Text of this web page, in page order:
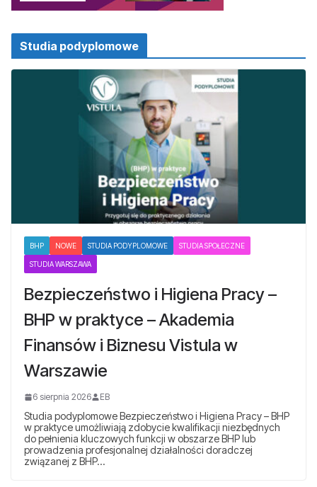
Studia podyplomowe
BHP NOWE STUDIA PODYPLOMOWE STUDIA SPOŁECZNE
STUDIA WARSZAWA
Bezpieczeństwo i Higiena Pracy –
BHP w praktyce – Akademia
Finansów i Biznesu Vistula w
Warszawie
6 sierpnia 2026 EB
Studia podyplomowe Bezpieczeństwo i Higiena Pracy – BHP
w praktyce umożliwiają zdobycie kwalifikacji niezbędnych
do pełnienia kluczowych funkcji w obszarze BHP lub
prowadzenia profesjonalnej działalności doradczej
związanej z BHP…